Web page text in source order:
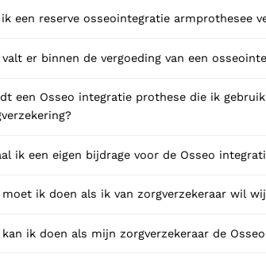
ik een reserve osseointegratie armprothesee
integratie prothese die ik gebruik voor sporten betaald door mijn
moet ik doen als ik van zorgverzekeraar wil